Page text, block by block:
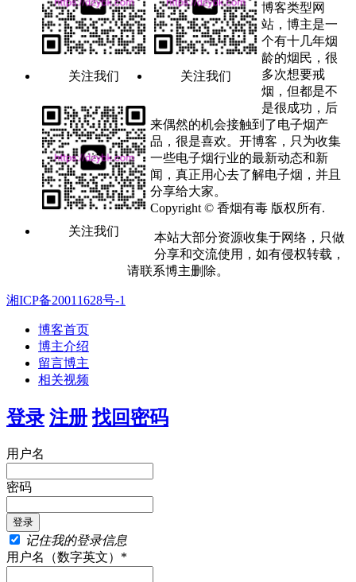
关注我们 关注我们
关注我们
博客类型网
站，博主是一
个有十几年烟
龄的烟民，很
多次想要戒
烟，但都是不
是很成功，后
来偶然的机会接触到了电子烟产
品，很是喜欢。开博客，只为收集
一些电子烟行业的最新动态和新
闻，真正用心去了解电子烟，并且
分享给大家。
Copyright © 香烟有毒 版权所有.
本站大部分资源收集于网络，只做
分享和交流使用，如有侵权转载，
请联系博主删除。
湘ICP备20011628号-1
博客首页
博主介绍
留言博主
相关视频
登录 注册 找回密码
用户名
密码
记住我的登录信息
用户名（数字英文）*